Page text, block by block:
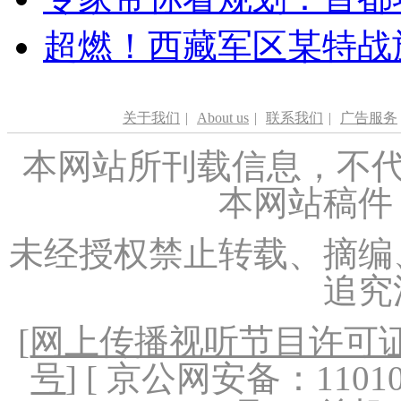
超燃！西藏军区某特
关于我们 | About us | 联系我们 | 广告服务
本网站所刊载信息，不
本网站稿
未经授权禁止转载、摘
追
[网上传播视听节目许可
号] [ 京公网安备：